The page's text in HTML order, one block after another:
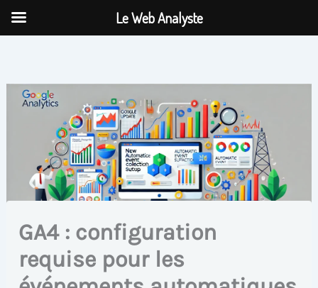
Aller
GA4 : configuration
requise pour les
Le Web Analyste